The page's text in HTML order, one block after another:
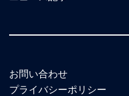
お問い合わせ
プライバシーポリシー